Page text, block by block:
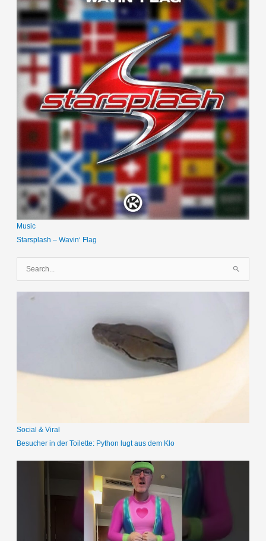
Music
Starsplash – Wavin‘ Flag
c
c
Social & Viral
Besucher in der Toilette: Python lugt aus dem Klo